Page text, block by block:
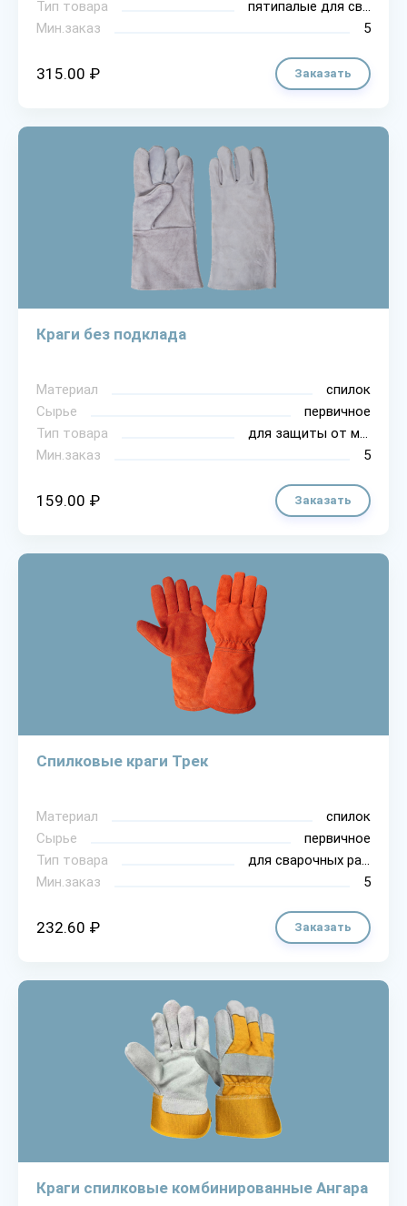
Тип товара
пятипалые для сварки
Мин.заказ
5
315.00 ₽ Заказать
Краги без подклада
Материал
спилок
Сырье
первичное
Тип товара
для защиты от механических воздействий
Мин.заказ
5
159.00 ₽ Заказать
Спилковые краги Трек
Материал
спилок
Сырье
первичное
Тип товара
для сварочных работ
Мин.заказ
5
232.60 ₽ Заказать
Краги спилковые комбинированные Ангара